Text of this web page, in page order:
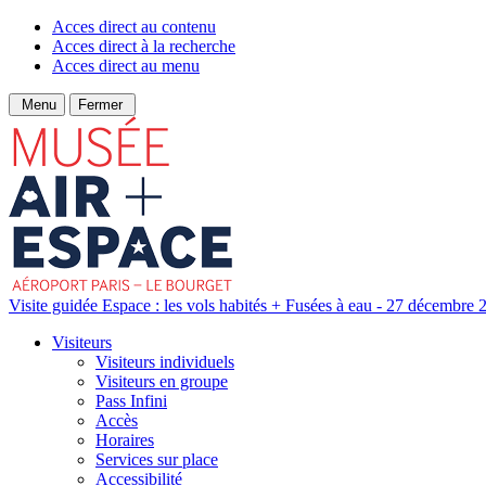
Acces direct au contenu
Acces direct à la recherche
Acces direct au menu
Menu Fermer
Visite guidée Espace : les vols habités + Fusées à eau - 27 décembre
Visiteurs
Visiteurs individuels
Visiteurs en groupe
Pass Infini
Accès
Horaires
Services sur place
Accessibilité